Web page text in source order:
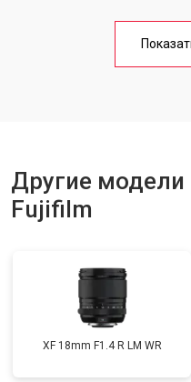
Другие модели
Fujifilm
XF 18mm F1.4 R LM WR